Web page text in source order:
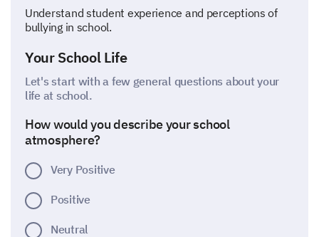
Understand student experience and perceptions of
bullying in school.
Your School Life
Let's start with a few general questions about your
life at school.
How would you describe your school
atmosphere?
Very Positive
Positive
Neutral